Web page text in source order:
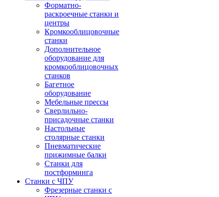
Форматно-
раскроечные станки и
центры
Кромкооблицовочные
станки
Дополнительное
оборудование для
кромкооблицовочных
станков
Багетное
оборудование
Мебельные прессы
Сверлильно-
присадочные станки
Настольные
столярные станки
Пневматические
прижимные балки
Станки для
постформинга
Станки с ЧПУ
Фрезерные станки с